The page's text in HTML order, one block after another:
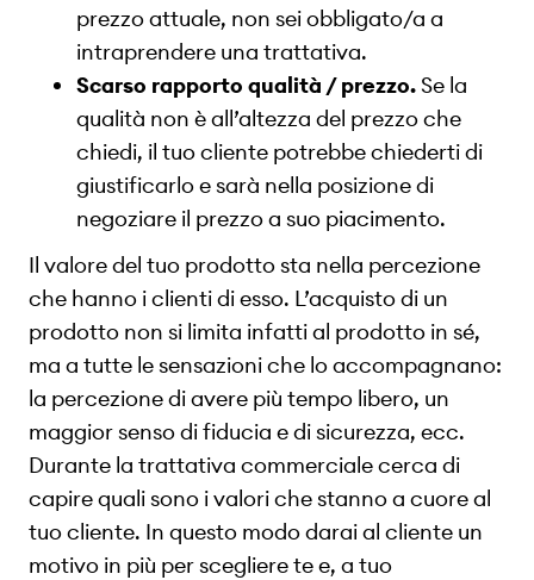
prezzo attuale, non sei obbligato/a a
intraprendere una trattativa.
Scarso rapporto qualità / prezzo. Se la
qualità non è all’altezza del prezzo che
chiedi, il tuo cliente potrebbe chiederti di
giustificarlo e sarà nella posizione di
negoziare il prezzo a suo piacimento.
Il valore del tuo prodotto sta nella percezione
che hanno i clienti di esso. L’acquisto di un
prodotto non si limita infatti al prodotto in sé,
ma a tutte le sensazioni che lo accompagnano:
la percezione di avere più tempo libero, un
maggior senso di fiducia e di sicurezza, ecc.
Durante la trattativa commerciale cerca di
capire quali sono i valori che stanno a cuore al
tuo cliente. In questo modo darai al cliente un
motivo in più per scegliere te e, a tuo